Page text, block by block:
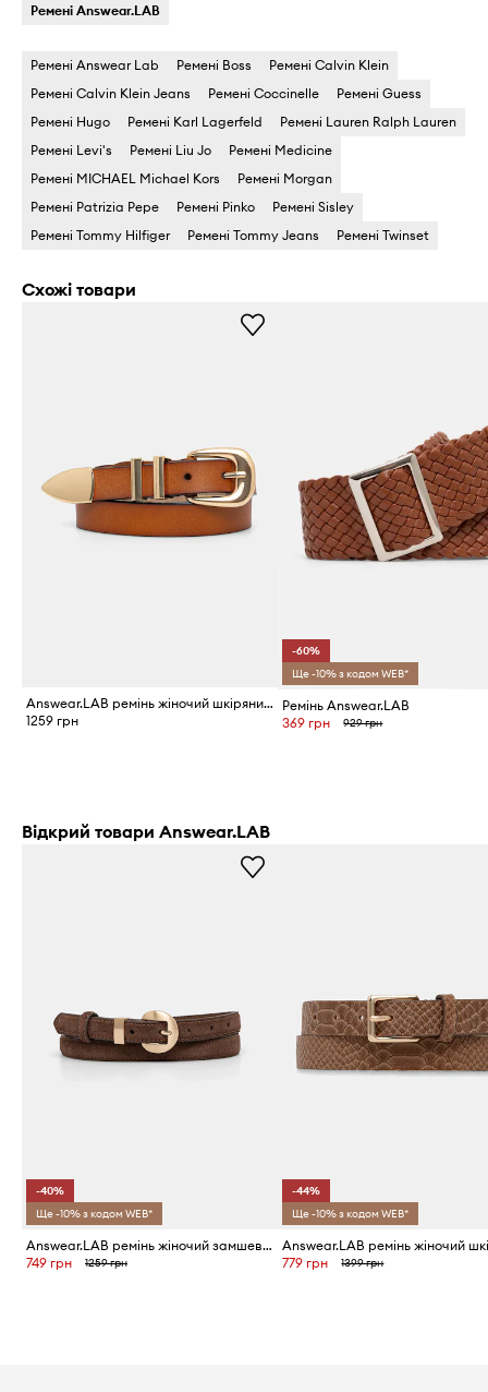
Ремені Answear.LAB
Ремені Answear Lab Ремені Boss
Ремені Calvin Klein
Ремені Calvin Klein Jeans
Ремені Coccinelle
Ремені Guess
Ремені Hugo
Ремені Karl Lagerfeld
Ремені Lauren Ralph Lauren
Ремені Levi's
Ремені Liu Jo
Ремені Medicine
Ремені MICHAEL Michael Kors
Ремені Morgan
Ремені Patrizia Pepe
Ремені Pinko
Ремені Sisley
Ремені Tommy Hilfiger
Ремені Tommy Jeans Ремені Twinset
Схожі товари
Answear.LAB ремінь жіночий шкіряний
1259 грн
-60%
Ще -10% з кодом WEB*
Ремінь Answear.LAB
369 грн
929 грн
Відкрий товари Answear.LAB
-40%
Ще -10% з кодом WEB*
Answear.LAB ремінь жіночий замшевий
749 грн
1259 грн
-44%
Ще -10% з кодом WEB*
779 грн 1399 грн